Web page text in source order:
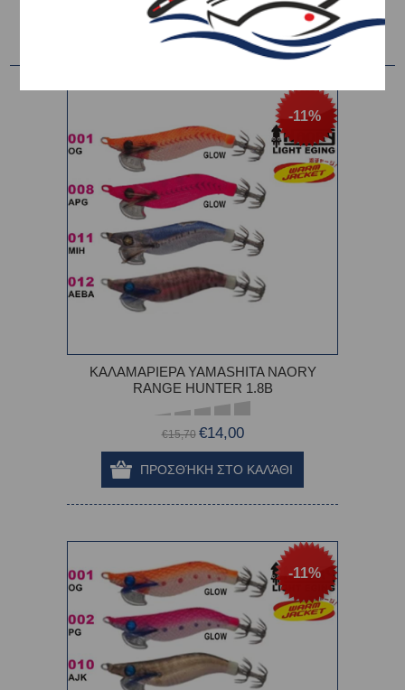
Ταξινόμηση ανά
-11%
ΚΑΛΑΜΑΡΙΕΡΑ YAMASHITA NAORY
RANGE HUNTER 1.8B
€15,70 €14,00
-11%